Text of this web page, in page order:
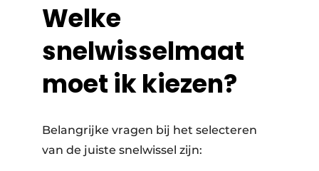
Welke
snelwisselmaat
moet ik kiezen?
Belangrijke vragen bij het selecteren
van de juiste snelwissel zijn: